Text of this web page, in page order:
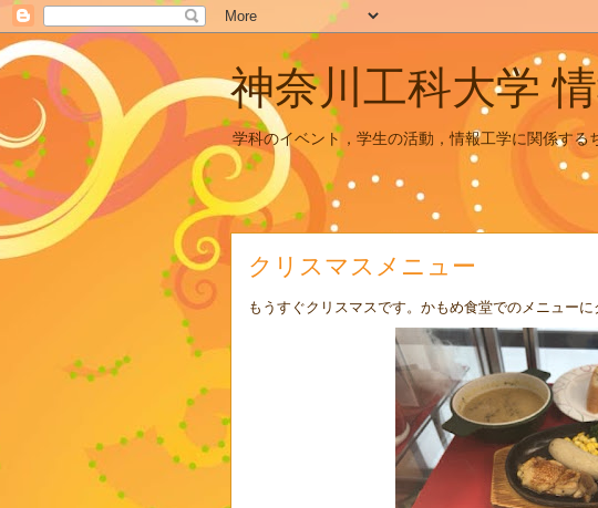
神奈川工科大学
学科のイベント，学生の活動，情報工学に関係する
クリスマスメニュー
もうすぐクリスマスです。かもめ食堂でのメニュー